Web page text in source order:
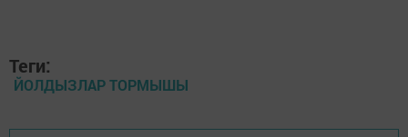
Теги:
ЙОЛДЫЗЛАР ТОРМЫШЫ